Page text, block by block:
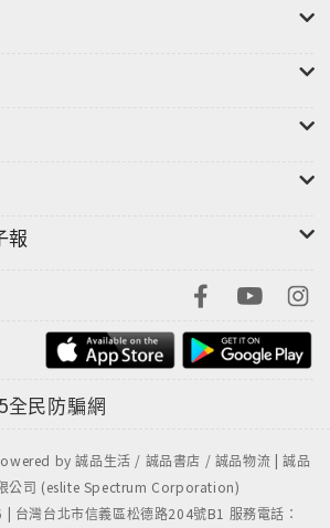
報
全民防騙網
by 誠品生活 / 誠品書店 / 誠品物流 | 誠品
公司 (eslite Spectrum Corporation)
台灣台北市信義區松德路204號B1 服務電話：